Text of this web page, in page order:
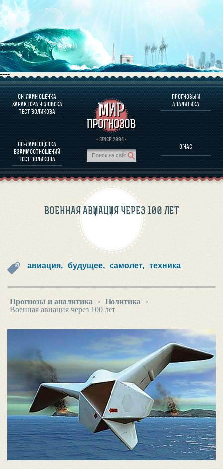
----
ОН-ЛАЙН ОЦЕНКА
ХАРАКТЕРА ЧЕЛОВЕКА
ТЕСТ ВОЛИКОВА
ОН-ЛАЙН ОЦЕНКА
ВЗАИМООТНОШЕНИЙ
ТЕСТ ВОЛИКОВА
· SINCE. 2004 ·
ПРОГНОЗЫ И
АНАЛИТИКА
О НАС
О ПРОГРАММЕ
ОЦЕНКА ХАРАКТЕРA ЧЕЛОВЕКА
ОЦЕНКА ХАРАКТЕРА ВЫДАЮЩИХСЯ ЛИЧНОСТЕЙ
О ПРОГРАММЕ
ПРОГНОЗЫ И АНАЛИТИКА
ВОЕННАЯ АВИАЦИЯ ЧЕРЕЗ 100 ЛЕТ
авиация, будущее, самолет, техника
Прогнозы и аналитика › Политика
›
Военная авиация через 100 лет